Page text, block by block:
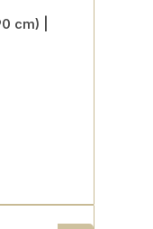
cm) |